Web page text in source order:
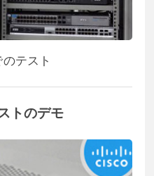
テスト
トのデモ